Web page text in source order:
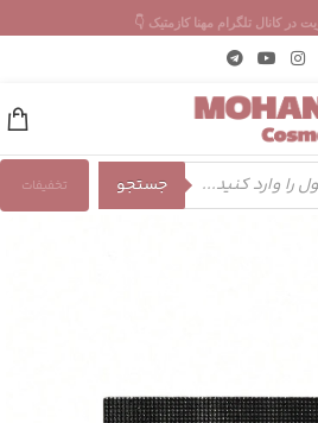
کانال تلگرام مهنا کازمتیک 👇
جستجو تخفیفات